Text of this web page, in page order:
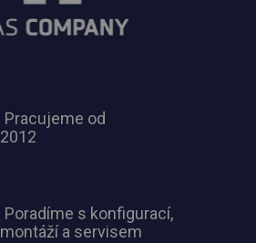
Pracujeme od
2012
Poradíme s konfigurací,
montáží a servisem